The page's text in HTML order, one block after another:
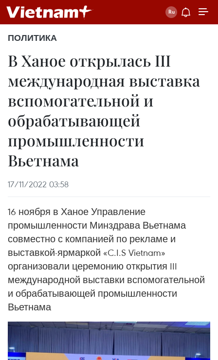
ПОЛИТИКА
В Ханое открылась III
международная выставка
вспомогательной и
обрабатывающей
промышленности
Вьетнама
17/11/2022 03:58
16 ноября в Ханое Управление
промышленности Минздрава Вьетнама
совместно с компанией по рекламе и
выставкой-ярмаркой «C.I.S Vietnam»
организовали церемонию открытия III
международной выставки вспомогательной
и обрабатывающей промышленности
Вьетнама